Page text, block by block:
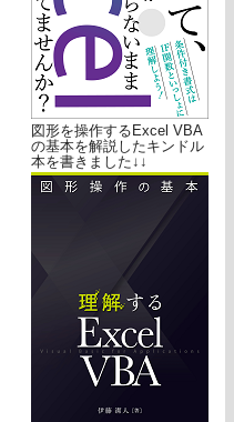
図形を操作するExcel VBA
の基本を解説したキンドル
本を書きました↓↓